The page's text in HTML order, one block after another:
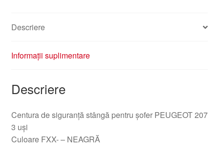
Descriere
Informații suplimentare
Descriere
Centura de siguranță stângă pentru șofer PEUGEOT 207
3 uși
Culoare FXX- – NEAGRĂ